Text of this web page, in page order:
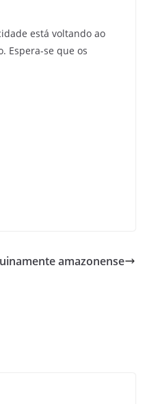
está voltando ao
Espera-se que os
amazonense